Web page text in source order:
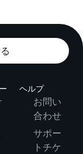
ヘルプ
お問い
合わせ
サポー
トチケ